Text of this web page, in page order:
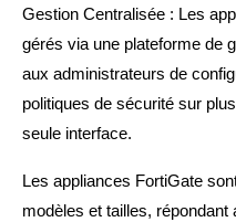
Gestion Centralisée : Les
gérés via une plateforme de
aux administrateurs de
politiques de sécurité sur
seule interface.
Les appliances FortiGate
modèles et tailles,